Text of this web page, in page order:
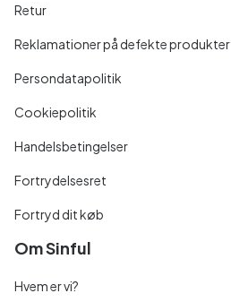
Retur
Reklamationer på defekte produkter
Persondatapolitik
Cookiepolitik
Handelsbetingelser
Fortrydelsesret
Fortryd dit køb
Om Sinful
Hvem er vi?